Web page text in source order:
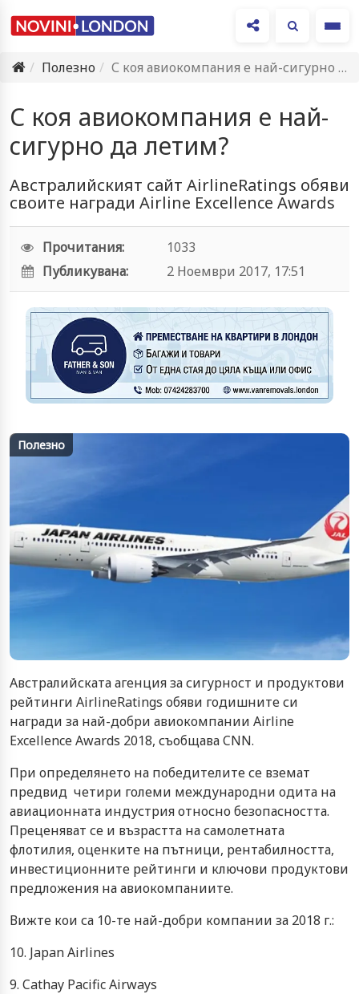
Полезно
С коя авиокомпания е най-сигурно да летим?
С коя авиокомпания е най-
сигурно да летим?
Австралийският сайт AirlineRatings обяви
своите награди Airline Excellence Awards
Прочитания:
1033
Публикувана:
2 Ноември 2017, 17:51
Полезно
Австралийската агенция за сигурност и продуктови
рейтинги AirlineRatings обяви годишните си
награди за най-добри авиокомпании Airline
Excellence Awards 2018, съобщава CNN.
При определянето на победителите се вземат
предвид четири големи международни одита на
авиационната индустрия относно безопасността.
Преценяват се и възрастта на самолетната
флотилия, оценките на пътници, рентабилността,
инвестиционните рейтинги и ключови продуктови
предложения на авиокомпаниите.
Вижте кои са 10-те най-добри компании за 2018 г.:
10. Japan Airlines
9. Cathay Pacific Airways